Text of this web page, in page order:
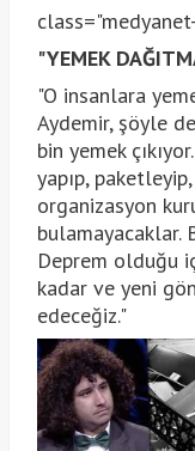
"YEMEK
"O insanlara
Aydemir, şöyle
bin yemek
yapıp,
organizasyon
bulamayacaklar.
Deprem olduğu
kadar ve yeni
edeceğiz."